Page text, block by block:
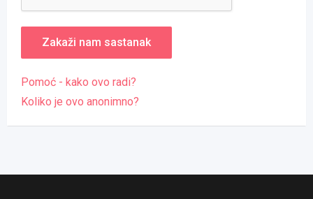
Pomoć - kako ovo radi?
Koliko je ovo anonimno?